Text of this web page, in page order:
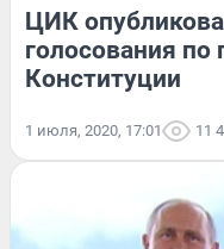
ЦИК
голосования по
Конституции
1 июля, 2020, 17:01 11